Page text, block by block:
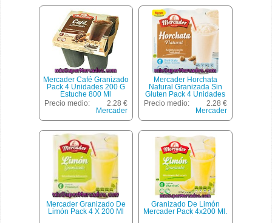
Mercader Café Granizado
Pack 4 Unidades 200 G
Estuche 800 Ml
Precio medio:
2.28 €
Mercader
Mercader Horchata
Natural Granizada Sin
Gluten Pack 4 Unidades
200 G Estuche 800 Ml
Precio medio:
2.28 €
Mercader
Mercader Granizado De
Limón Pack 4 X 200 Ml
Granizado De Limón
Mercader Pack 4x200 Ml.